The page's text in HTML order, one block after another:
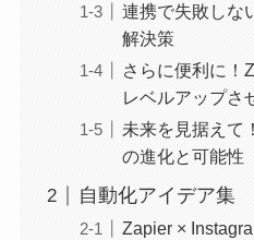
連携で失敗しな
解決策
さらに便利に！
レベルアップさ
未来を見据えて
の進化と可能性
自動化アイデア集
Zapier ×